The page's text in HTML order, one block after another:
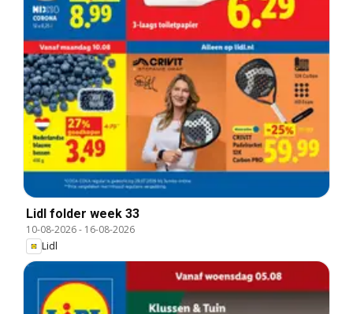
Lidl folder week 33
10-08-2026- 16-08-2026
Lidl